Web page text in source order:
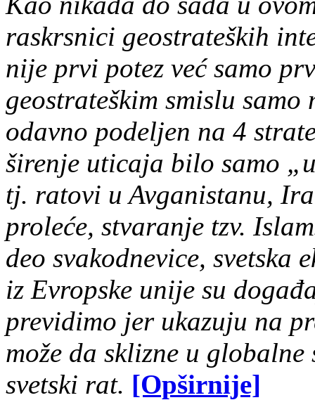
raskrsnici geostrateških
nije prvi potez već samo
geostrateškim smislu
odavno podeljen na 4
širenje uticaja bilo samo
tj. ratovi u Avganistanu,
proleće, stvaranje tzv.
deo svakodnevice, svetska
iz Evropske unije su
previdimo jer ukazuju na
može da sklizne u
svetski rat. [Opširnije]